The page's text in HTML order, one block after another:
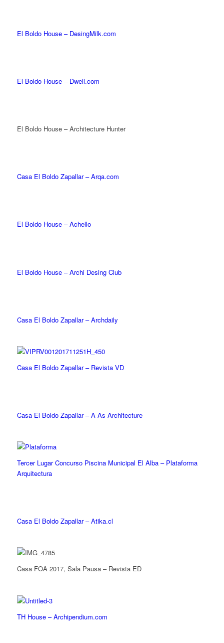
El Boldo House – DesingMilk.com
El Boldo House – Dwell.com
El Boldo House – Architecture Hunter
Casa El Boldo Zapallar – Arqa.com
El Boldo House – Achello
El Boldo House – Archi Desing Club
Casa El Boldo Zapallar – Archdaily
Casa El Boldo Zapallar – Revista VD
Casa El Boldo Zapallar – A As Architecture
Tercer Lugar Concurso Piscina Municipal El Alba – Plataforma
Arquitectura
Casa El Boldo Zapallar – Atika.cl
Casa FOA 2017, Sala Pausa – Revista ED
TH House – Archipendium.com